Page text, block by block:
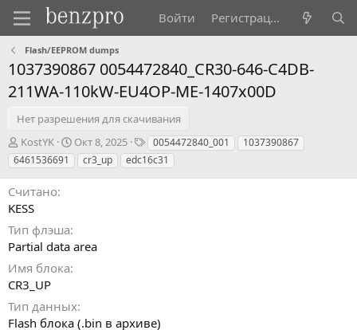
Войти Регистрация
Flash/EEPROM dumps
1037390867 0054472840_CR30-646-C4DB-
211WA-110kW-EU4OP-ME-1407x00D
Нет разрешения для скачивания
А
в
т
р
KostYK
Д
а
д
Окт 8, 2025
Т
э
г
0054472840_001
1037390867
6461536691
cr3_up edc16c31
Считано
KESS
Тип флэша
Partial data area
Имя блока
CR3_UP
Тип данных
Flash блока (.bin в архиве)